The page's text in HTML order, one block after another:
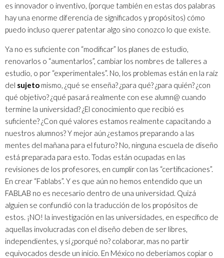
es innovador o inventivo, (porque también en estas dos palabras
hay una enorme diferencia de significados y propósitos) cómo
puedo incluso querer patentar algo sino conozco lo que existe.
Ya no es suficiente con “modificar” los planes de estudio,
renovarlos o “aumentarlos”, cambiar los nombres de talleres a
estudio, o por “experimentales”. No, los problemas están en la raíz
del sujeto mismo, ¿qué se enseña? ¿para qué? ¿para quién? ¿con
qué objetivo? ¿qué pasará realmente con ese alumn@ cuando
termine la universidad? ¿El conocimiento que recibió es
suficiente? ¿Con qué valores estamos realmente capacitando a
nuestros alumnos? Y mejor aún ¿estamos preparando a las
mentes del mañana para el futuro? No, ninguna escuela de diseño
está preparada para esto. Todas están ocupadas en las
revisiones de los profesores, en cumplir con las “certificaciones”.
En crear “Fablabs”. Y es que aún no hemos entendido que un
FABLAB no es necesario dentro de una universidad. Quizá
alguien se confundió con la traducción de los propósitos de
estos. ¡NO! la investigación en las universidades, en específico de
aquellas involucradas con el diseño deben de ser libres,
independientes, y sí ¿porqué no? colaborar, mas no partir
equivocados desde un inicio. En México no deberíamos copiar o